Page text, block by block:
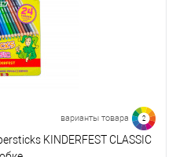
варианты товара 2
KINDERFEST CLASSIC